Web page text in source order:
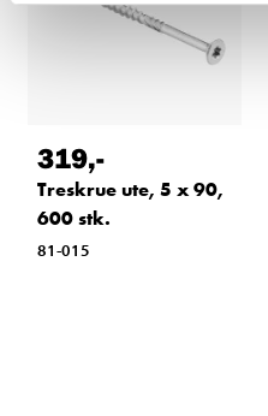
319,-
Treskrue ute, 5 x 90,
600 stk.
81-015